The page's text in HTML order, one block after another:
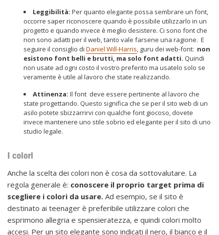
Leggibilità: Per quanto elegante possa sembrare un font,
occorre saper riconoscere quando è possibile utilizzarlo in un
progetto e quando invece è meglio desistere. Ci sono font che
non sono adatti per il web, tanto vale farsene una ragione. E
seguire il consiglio di Daniel Will-Harris, guru dei web-font: non
esistono font belli e brutti, ma solo font adatti. Quindi
non usate ad ogni costo il vostro preferito ma usatelo solo se
veramente è utile al lavoro che state realizzando.
Attinenza: Il font deve essere pertinente al lavoro che
state progettando. Questo significa che se per il sito web di un
asilo potete sbizzarrirvi con qualche font giocoso, dovete
invece mantenere uno stile sobrio ed elegante per il sito di uno
studio legale.
I colori
Anche la scelta dei colori non è cosa da sottovalutare. La
regola generale è: conoscere il proprio target prima di
scegliere i colori da usare. Ad esempio, se il sito è
destinato ai teenager è preferibile utilizzare colori che
esprimono allegria e spensieratezza, e quindi colori molto
accesi. Per un sito elegante sono indicati il nero, il bianco e il